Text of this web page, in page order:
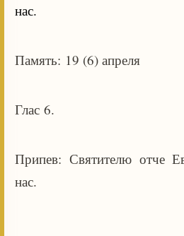
нас.
Память: 19 (6) апреля
Глас 6.
Припев: Святителю отче
нас.